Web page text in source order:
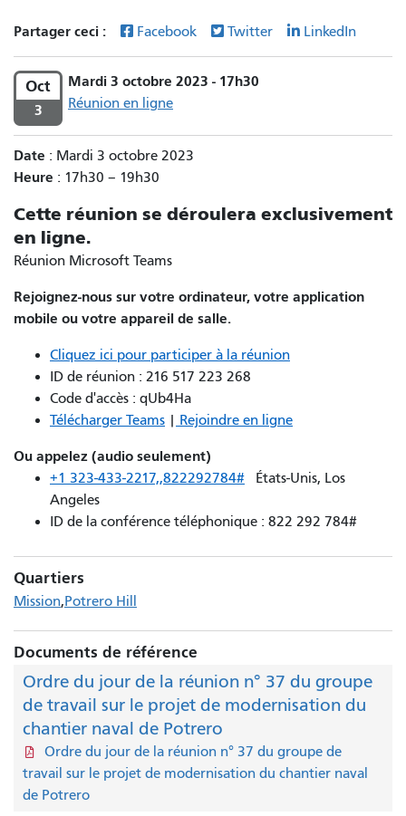
Partager ceci : Facebook Twitter LinkedIn
Oct
3
Mardi 3 octobre 2023 - 17h30
Réunion en ligne
Date : Mardi 3 octobre 2023
Heure : 17h30 – 19h30
Cette réunion se déroulera exclusivement
en ligne.
Réunion Microsoft Teams
Rejoignez-nous sur votre ordinateur, votre application
mobile ou votre appareil de salle.
Cliquez ici pour participer à la réunion
ID de réunion : 216 517 223 268
Code d'accès : qUb4Ha
Télécharger Teams | Rejoindre en ligne
Ou appelez (audio seulement)
+1 323-433-2217,,822292784#
États-Unis, Los
Angeles
ID de la conférence téléphonique : 822 292 784#
Quartiers
Mission Potrero Hill
Documents de référence
Ordre du jour de la réunion n° 37 du groupe
de travail sur le projet de modernisation du
chantier naval de Potrero
Ordre du jour de la réunion n° 37 du groupe de
travail sur le projet de modernisation du chantier naval
de Potrero